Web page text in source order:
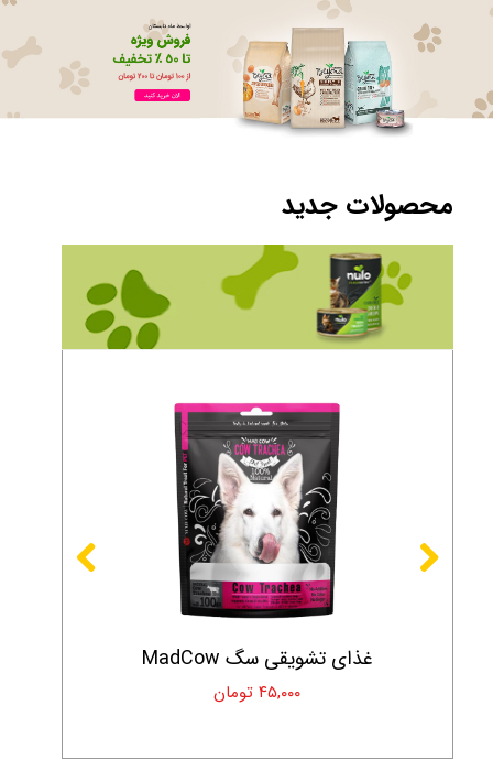
محصولات جدید​​​​​​​
غذای تشویقی سگ MadCow
۴۵,۰۰۰ تومان